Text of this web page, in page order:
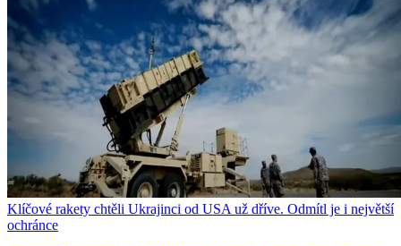
Klíčové rakety chtěli Ukrajinci od USA už dříve. Odmítl je i největší
ochránce